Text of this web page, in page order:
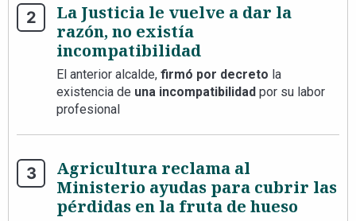
La Justicia le vuelve a dar la
razón, no existía
incompatibilidad
El anterior alcalde, firmó por decreto la
existencia de una incompatibilidad por su labor
profesional
Agricultura reclama al
Ministerio ayudas para cubrir las
pérdidas en la fruta de hueso